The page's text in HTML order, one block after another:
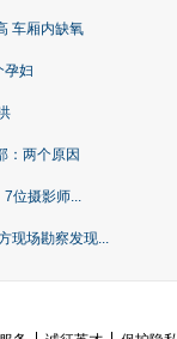
车厢内缺氧
孕妇
：两个原因
7位摄影师...
现场勘察发现...